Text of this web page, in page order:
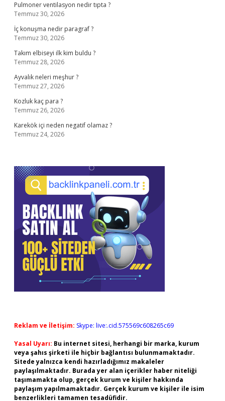
Pulmoner ventilasyon nedir tıpta ?
Temmuz 30, 2026
İç konuşma nedir paragraf ?
Temmuz 30, 2026
Takım elbiseyi ilk kim buldu ?
Temmuz 28, 2026
Ayvalık neleri meşhur ?
Temmuz 27, 2026
Kozluk kaç para ?
Temmuz 26, 2026
Karekök içi neden negatif olamaz ?
Temmuz 24, 2026
Reklam ve İletişim: Skype: live:.cid.575569c608265c69
Yasal Uyarı: Bu internet sitesi, herhangi bir marka, kurum
veya şahıs şirketi ile hiçbir bağlantısı bulunmamaktadır.
Sitede yalnızca kendi hazırladığımız makaleler
paylaşılmaktadır. Burada yer alan içerikler haber niteliği
taşımamakta olup, gerçek kurum ve kişiler hakkında
paylaşım yapılmamaktadır. Gerçek kurum ve kişiler ile isim
benzerlikleri tamamen tesadüfidir.